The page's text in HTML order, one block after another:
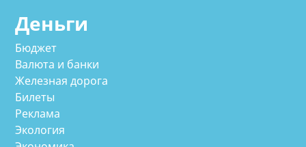
Деньги
Бюджет
Валюта и банки
Железная дорога
Билеты
Реклама
Экология